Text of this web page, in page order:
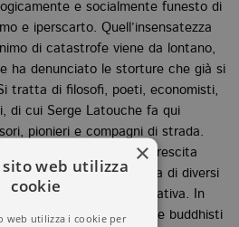
e socialmente funesto di
e iperscarto. Quell’insensatezza
di catastrofe viene da lontano,
ha denunciato le storture che già si
tratta di filosofi, poeti, economisti,
di cui Serge Latouche fa qui
pionieri e compagni di strada.
genealogico della decrescita
critico e della sapienza di diversi
storia delle idee alternativa. In
posto cinici, epicurei e buddhisti
×
sito web utilizza
cookie
web utilizza i cookie per